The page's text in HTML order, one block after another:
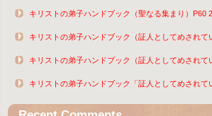
キリストの弟子ハンドブック（聖なる集まり）P60
キリストの弟子ハンドブック（証人としてめされて
キリストの弟子ハンドブック（証人としてめされて
キリストの弟子ハンドブック「証人としてめされ